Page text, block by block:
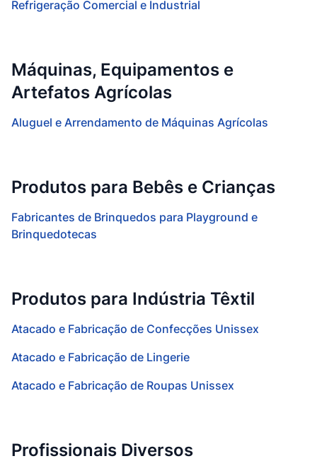
Refrigeração Comercial e Industrial
Máquinas, Equipamentos e
Artefatos Agrícolas
Aluguel e Arrendamento de Máquinas Agrícolas
Produtos para Bebês e Crianças
Fabricantes de Brinquedos para Playground e
Brinquedotecas
Produtos para Indústria Têxtil
Atacado e Fabricação de Confecções Unissex
Atacado e Fabricação de Lingerie
Atacado e Fabricação de Roupas Unissex
Profissionais Diversos